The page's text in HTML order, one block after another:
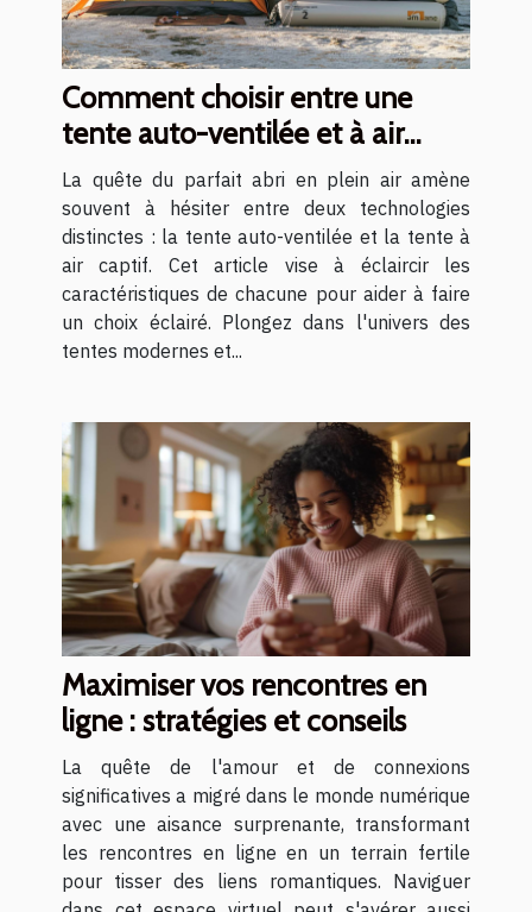
Comment choisir entre une
tente auto-ventilée et à air
captif
La quête du parfait abri en plein air amène
souvent à hésiter entre deux technologies
distinctes : la tente auto-ventilée et la tente à
air captif. Cet article vise à éclaircir les
caractéristiques de chacune pour aider à faire
un choix éclairé. Plongez dans l'univers des
tentes modernes et...
Maximiser vos rencontres en
ligne : stratégies et conseils
La quête de l'amour et de connexions
significatives a migré dans le monde numérique
avec une aisance surprenante, transformant
les rencontres en ligne en un terrain fertile
pour tisser des liens romantiques. Naviguer